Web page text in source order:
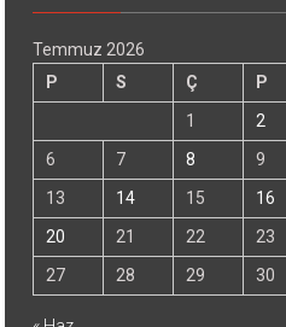
Temmuz 2026
P
S Ç P
1
2
6
7 8 9
13
14 15 16
20
21 22 23
27
28 29 30